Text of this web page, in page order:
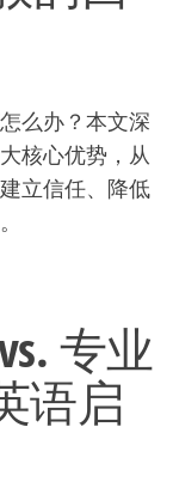
么办？本文深
核心优势，从
立信任、降低
专业
语启